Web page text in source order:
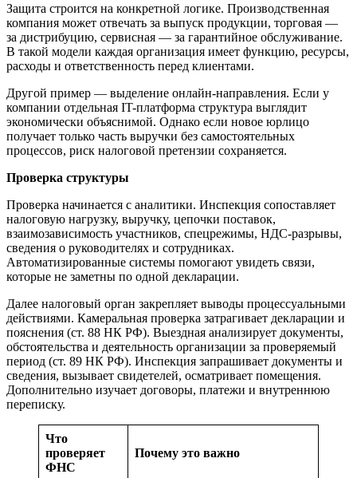
Защита строится на конкретной логике. Производственная
компания может отвечать за выпуск продукции, торговая —
за дистрибуцию, сервисная — за гарантийное обслуживание.
В такой модели каждая организация имеет функцию, ресурсы,
расходы и ответственность перед клиентами.
Другой пример — выделение онлайн-направления. Если у
компании отдельная IT-платформа структура выглядит
экономически объяснимой. Однако если новое юрлицо
получает только часть выручки без самостоятельных
процессов, риск налоговой претензии сохраняется.
Проверка структуры
Проверка начинается с аналитики. Инспекция сопоставляет
налоговую нагрузку, выручку, цепочки поставок,
взаимозависимость участников, спецрежимы, НДС-разрывы,
сведения о руководителях и сотрудниках.
Автоматизированные системы помогают увидеть связи,
которые не заметны по одной декларации.
Далее налоговый орган закрепляет выводы процессуальными
действиями. Камеральная проверка затрагивает декларации и
пояснения (ст. 88 НК РФ). Выездная анализирует документы,
обстоятельства и деятельность организации за проверяемый
период (ст. 89 НК РФ). Инспекция запрашивает документы и
сведения, вызывает свидетелей, осматривает помещения.
Дополнительно изучает договоры, платежи и внутреннюю
переписку.
Что
проверяет
ФНС
Почему это важно